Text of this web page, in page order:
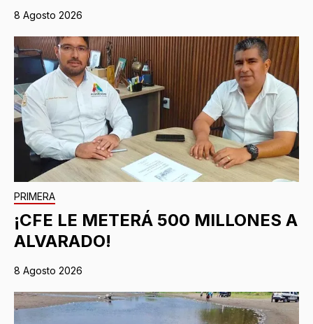
8 Agosto 2026
PRIMERA
¡CFE LE METERÁ 500 MILLONES A
ALVARADO!
8 Agosto 2026